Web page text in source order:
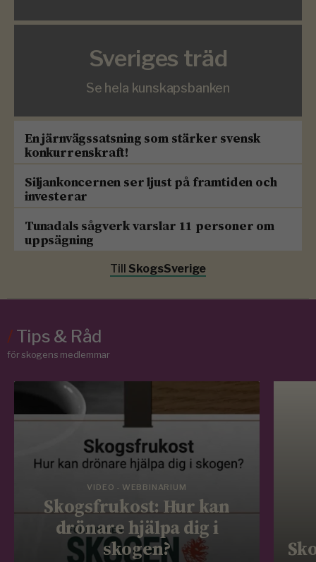
Sveriges träd
Se hela kunskapsbanken
En järnvägssatsning som stärker svensk
konkurrenskraft!
Siljankoncernen ser ljust på framtiden och
investerar
Tunadals sågverk varslar 11 personer om
uppsägning
Till SkogsSverige
/Tips & Råd
för skogens medlemmar
VIDEO - WEBBINARIUM
Skogsfrukost: Hur kan
drönare hjälpa dig i
skogen?